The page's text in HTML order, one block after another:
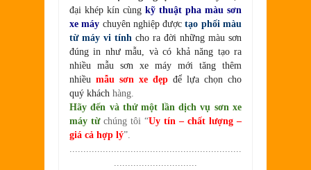
đại khép kín cùng kỹ thuật pha màu sơn
xe máy chuyên nghiệp đượctạo phối màu
từ máy vi tính cho ra đời những màu sơn
đúng in như mẫu, và có khả năng tạo ra
nhiều mẫu sơn xe máy mới tăng thêm
nhiều mẫu sơn xe đẹp để lựa chọn cho
quý khách hàng.
Hãy đến và thử một lần dịch vụ sơn xe
máy từ chúng tôi “Uy tín – chất lượng –
giá cả hợp lý”.
..............................................................
..............................